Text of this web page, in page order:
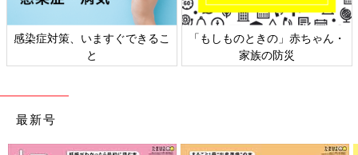
日本外来小児科学会リーフレッ
ト検討会
六星占術 細木かおりさんの人
相談
最新号